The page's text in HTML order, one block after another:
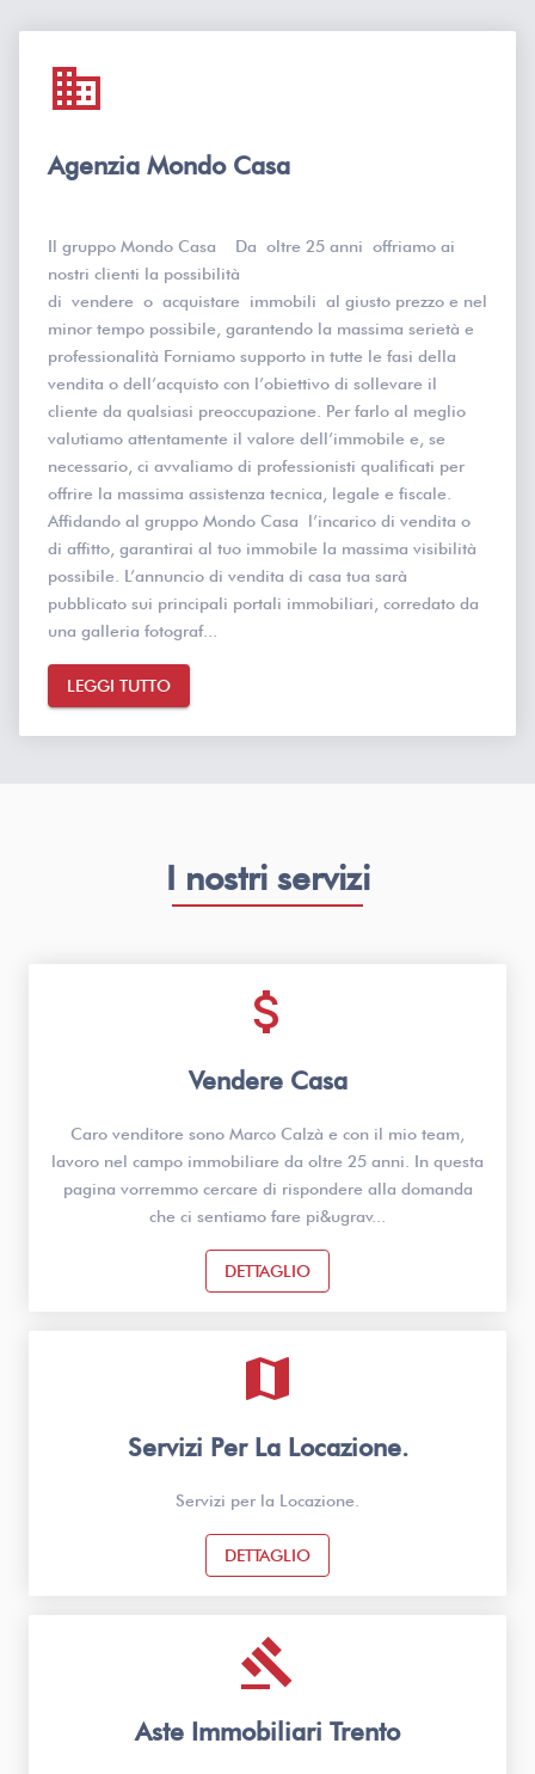
domain
Agenzia Mondo Casa
Il gruppo Mondo Casa Da oltre 25 anni offriamo ai
nostri clienti la possibilità
di vendere o acquistare immobili al giusto prezzo e nel
minor tempo possibile, garantendo la massima serietà e
professionalità Forniamo supporto in tutte le fasi della
vendita o dell’acquisto con l’obiettivo di sollevare il
cliente da qualsiasi preoccupazione. Per farlo al meglio
valutiamo attentamente il valore dell’immobile e, se
necessario, ci avvaliamo di professionisti qualificati per
offrire la massima assistenza tecnica, legale e fiscale.
Affidando al gruppo Mondo Casa l’incarico di vendita o
di affitto, garantirai al tuo immobile la massima visibilità
possibile. L’annuncio di vendita di casa tua sarà
pubblicato sui principali portali immobiliari, corredato da
una galleria fotograf...
LEGGI TUTTO
I nostri servizi
attach_money
Vendere Casa
Caro venditore sono Marco Calzà e con il mio team,
lavoro nel campo immobiliare da oltre 25 anni. In questa
pagina vorremmo cercare di rispondere alla domanda
che ci sentiamo fare pi&ugrav...
DETTAGLIO
map
Servizi Per La Locazione.
Servizi per la Locazione.
DETTAGLIO
gavel
Aste Immobiliari Trento